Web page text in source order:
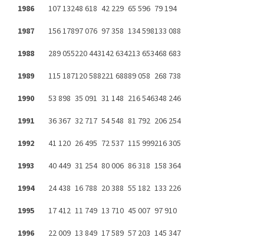
1986
107 13248 618 42 229 65 596 79 194
1987
156 17897 076 97 358 134 598133 088
1988
289 055220 443142 634213 653468 683
1989
115 187120 588221 68889 058 268 738
1990
53 898 35 091 31 148 216 546348 246
1991
36 367 32 717 54 548 81 792 206 254
1992
41 120 26 495 72 537 115 999216 305
1993
40 449 31 254 80 006 86 318 158 364
1994
24 438 16 788 20 388 55 182 133 226
1995
17 412 11 749 13 710 45 007 97 910
1996
22 009 13 849 17 589 57 203 145 347